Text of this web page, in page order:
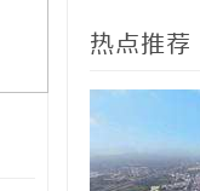
热点推荐